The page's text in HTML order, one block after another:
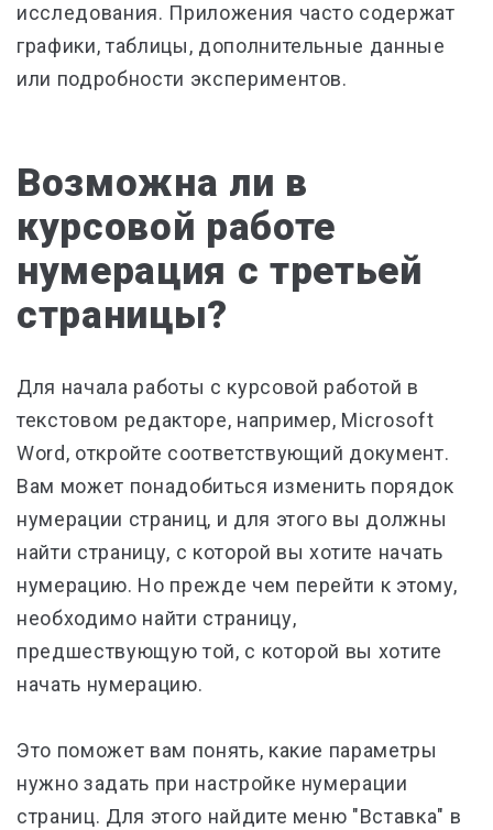
исследования. Приложения часто содержат
графики, таблицы, дополнительные данные
или подробности экспериментов.
Возможна ли в
курсовой работе
нумерация с третьей
страницы?
Для начала работы с курсовой работой в
текстовом редакторе, например, Microsoft
Word, откройте соответствующий документ.
Вам может понадобиться изменить порядок
нумерации страниц, и для этого вы должны
найти страницу, с которой вы хотите начать
нумерацию. Но прежде чем перейти к этому,
необходимо найти страницу,
предшествующую той, с которой вы хотите
начать нумерацию.
Это поможет вам понять, какие параметры
нужно задать при настройке нумерации
страниц. Для этого найдите меню "Вставка" в